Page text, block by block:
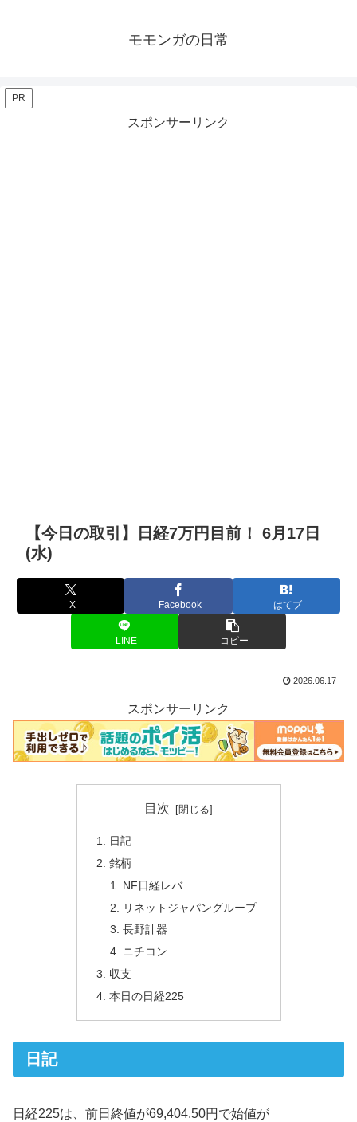
モモンガの日常
PR
スポンサーリンク
【今日の取引】日経7万円目前！ 6月17日
(水)
X Facebook はてブ
LINE コピー
2026.06.17
スポンサーリンク
目次
日記
銘柄
NF日経レバ
リネットジャパングループ
長野計器
ニチコン
収支
本日の日経225
日記
日経225は、前日終値が69,404.50円で始値が